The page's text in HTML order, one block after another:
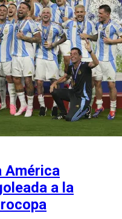
América
a la